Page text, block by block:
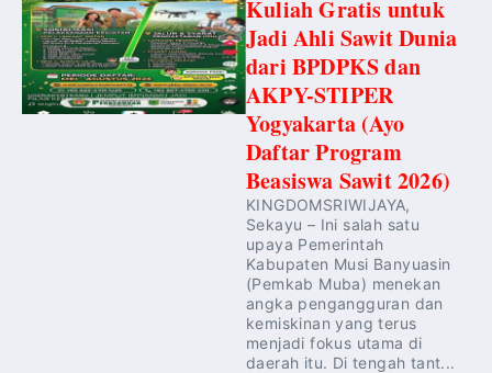
Kuliah Gratis untuk
Jadi Ahli Sawit Dunia
dari BPDPKS dan
AKPY-STIPER
Yogyakarta (Ayo
Daftar Program
Beasiswa Sawit 2026)
KINGDOMSRIWIJAYA,
Sekayu – Ini salah satu
upaya Pemerintah
Kabupaten Musi Banyuasin
(Pemkab Muba) menekan
angka pengangguran dan
kemiskinan yang terus
menjadi fokus utama di
daerah itu. Di tengah tant...